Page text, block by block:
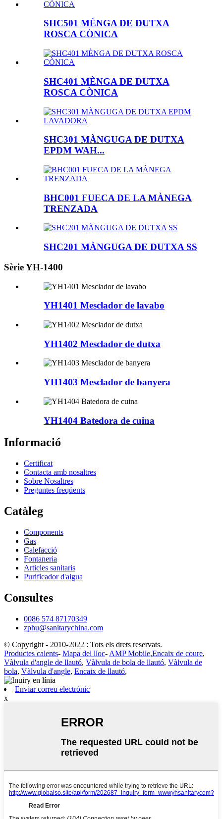
SHC501 MÈNGA DE DUTXA
ROSCA CÒNICA
SHC401 MÈNGA DE DUTXA
ROSCA CÒNICA
SHC301 MÀNGUGA DE DUTXA
EPDM WAH...
BHC001 FUECA DE LA MÀNEGA
TRENZADA
SHC201 MÀNGUGA DE DUTXA SS
Sèrie YH-1400
YH1401 Mesclador de lavabo
YH1402 Mesclador de dutxa
YH1403 Mesclador de banyera
YH1404 Batedora de cuina
Informació
Certificat
Contacta amb nosaltres
Sobre Nosaltres
Preguntes freqüents
Catàleg
Components
Gas
Calefacció
Fontaneria
Articles sanitaris
Purificador d'aigua
Consultes
0086 574 87170349
zphu@sanitarychina.com
© Copyright - 2010-2022 : Tots els drets reservats.
Productes calents- Mapa del lloc- AMP Mobile,Encaix de coure,
Vàlvula d'angle de llautó, Vàlvula de bola de llautó, Vàlvula de
bola, Vàlvula d'angle, Encaix de llautó,
Enviar correu electrònic
x